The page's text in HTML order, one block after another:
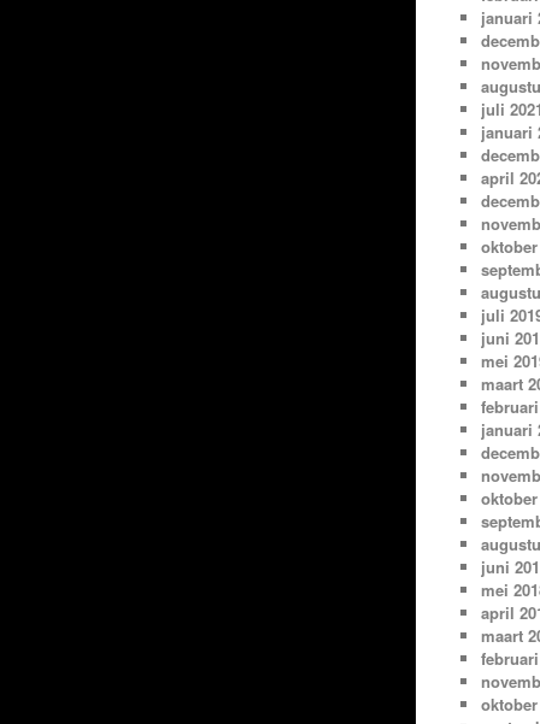
januari
juli
januari
april
oktober
juli
juni
mei
maart
januari
oktober
juni
mei
april
maart
oktober